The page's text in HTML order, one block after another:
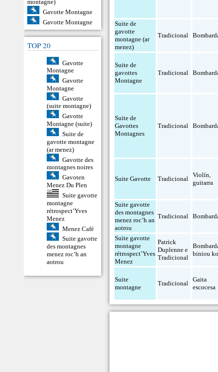
montagne)
Gavotte Montagne
Gavotte Montagne
TOP 20
Gavotte
Montagne
Gavotte
Montagne
Gavotte
(suite montagne)
Gavotte
Montagne (suite)
Suite de
gavotte montagne
(ar menez)
Gavotte des
montagnes noires
Gavoten
Menez Du Plen
Suite gavotte
montagne
rétrospect’Yves
Menez
Menez Café
Suite gavotte
des montagnes
menez roc’h an
aotrou
Suite de
gavotte
montagne (ar
menez)
Tradicional
Suite de
gavottes
Montagne
Tradicional
Suite de
Gavottes
Montagnes
Tradicional
Suite Gavotte Tradicional
Violín,
guitarra
Suite gavotte
des montagnes
menez roc’h an
aotrou
Tradicional
Suite gavotte
montagne
rétrospect’Yves
Menez
Patrick
Duplenne e
Tradicional
biniou
Suite
montagne
Tradicional
Gaita
escocesa